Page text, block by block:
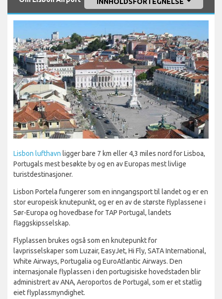
Lisbon lufthavn ligger bare 7 km eller 4,3 miles nord for Lisboa,
Portugals mest besøkte by og en av Europas mest livlige
turistdestinasjoner.
Lisbon Portela fungerer som en inngangsport til landet og er en
stor europeisk knutepunkt, og er en av de største flyplassene i
Sør-Europa og hovedbase for TAP Portugal, landets
flaggskipsselskap.
Flyplassen brukes også som en knutepunkt for
lavprisselskaper som Luzair, EasyJet, Hi Fly, SATA International,
White Airways, Portugalia og EuroAtlantic Airways. Den
internasjonale flyplassen i den portugisiske hovedstaden blir
administrert av ANA, Aeroportos de Portugal, som er et statlig
eiet flyplassmyndighet.